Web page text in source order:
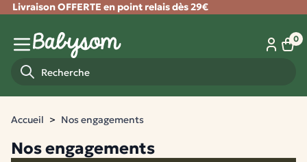
Livraison OFFERTE en point relais dès 29€
Fermer
Menu mobile
0
Accueil Nos engagements
Nos engagements